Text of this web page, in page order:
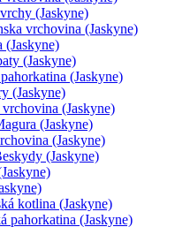
(Jaskyne)
vrchovina (Jaskyne)
(Jaskyne)
(Jaskyne)
(Jaskyne)
(Jaskyne)
(Jaskyne)
(Jaskyne)
(Jaskyne)
(Jaskyne)
kotlina (Jaskyne)
pahorkatina (Jaskyne)